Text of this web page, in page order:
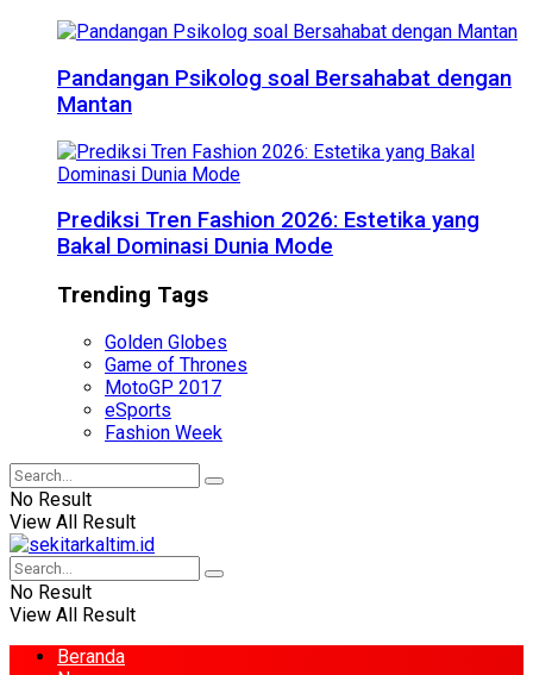
Pandangan Psikolog soal Bersahabat dengan
Mantan
Prediksi Tren Fashion 2026: Estetika yang
Bakal Dominasi Dunia Mode
Trending Tags
Golden Globes
Game of Thrones
MotoGP 2017
eSports
Fashion Week
No Result
View All Result
No Result
View All Result
Beranda